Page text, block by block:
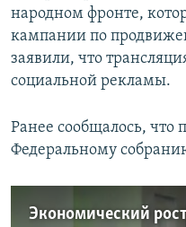
народном фронте,
кампании по
заявили, что
социальной рекламы.
Ранее сообщалось, что
Федеральному